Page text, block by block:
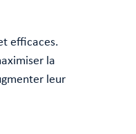
efficaces.
la
leur